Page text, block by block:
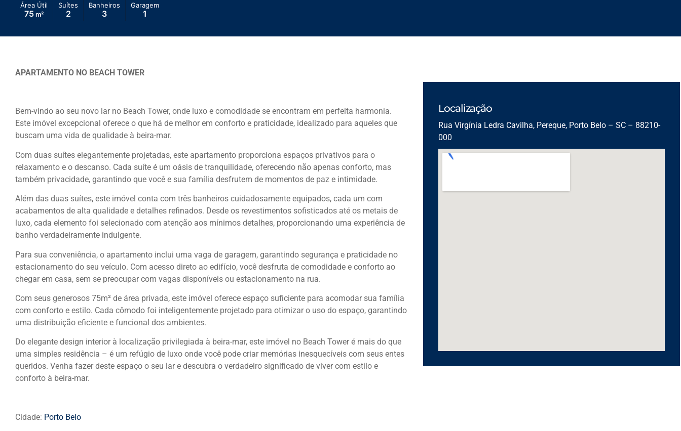
Área Útil
75 m²
Suítes
2
Banheiros
3
Garagem
1
APARTAMENTO NO BEACH TOWER
Bem-vindo ao seu novo lar no Beach Tower, onde luxo e comodidade se encontram em perfeita harmonia.
Este imóvel excepcional oferece o que há de melhor em conforto e praticidade, idealizado para aqueles que
buscam uma vida de qualidade à beira-mar.
Com duas suítes elegantemente projetadas, este apartamento proporciona espaços privativos para o
relaxamento e o descanso. Cada suíte é um oásis de tranquilidade, oferecendo não apenas conforto, mas
também privacidade, garantindo que você e sua família desfrutem de momentos de paz e intimidade.
Além das duas suítes, este imóvel conta com três banheiros cuidadosamente equipados, cada um com
acabamentos de alta qualidade e detalhes refinados. Desde os revestimentos sofisticados até os metais de
luxo, cada elemento foi selecionado com atenção aos mínimos detalhes, proporcionando uma experiência de
banho verdadeiramente indulgente.
Para sua conveniência, o apartamento inclui uma vaga de garagem, garantindo segurança e praticidade no
estacionamento do seu veículo. Com acesso direto ao edifício, você desfruta de comodidade e conforto ao
chegar em casa, sem se preocupar com vagas disponíveis ou estacionamento na rua.
Com seus generosos 75m² de área privada, este imóvel oferece espaço suficiente para acomodar sua família
com conforto e estilo. Cada cômodo foi inteligentemente projetado para otimizar o uso do espaço, garantindo
uma distribuição eficiente e funcional dos ambientes.
Do elegante design interior à localização privilegiada à beira-mar, este imóvel no Beach Tower é mais do que
uma simples residência – é um refúgio de luxo onde você pode criar memórias inesquecíveis com seus entes
queridos. Venha fazer deste espaço o seu lar e descubra o verdadeiro significado de viver com estilo e
conforto à beira-mar.
Cidade: Porto Belo
Localização
Rua Virgínia Ledra Cavilha, Pereque, Porto Belo – SC – 88210-
000